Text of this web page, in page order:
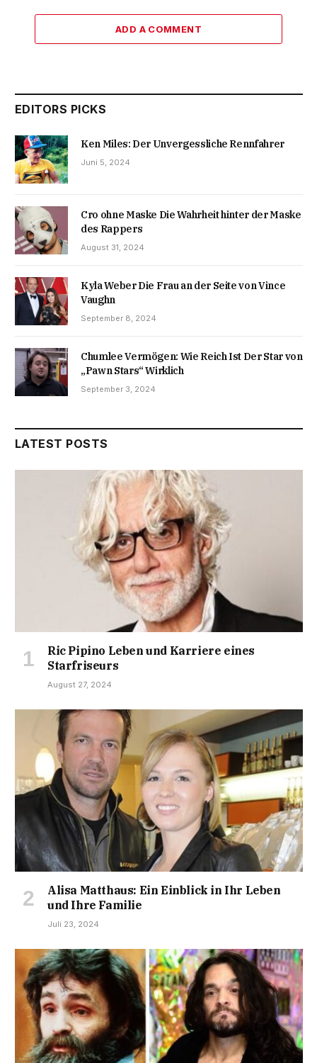
ADD A COMMENT
EDITORS PICKS
Ken Miles: Der Unvergessliche Rennfahrer
Juni 5, 2024
Cro ohne Maske Die Wahrheit hinter der Maske
des Rappers
August 31, 2024
Kyla Weber Die Frau an der Seite von Vince
Vaughn
September 8, 2024
Chumlee Vermögen: Wie Reich Ist Der Star von
„Pawn Stars“ Wirklich
September 3, 2024
LATEST POSTS
Ric Pipino Leben und Karriere eines
Starfriseurs
August 27, 2024
Alisa Matthaus: Ein Einblick in Ihr Leben
und Ihre Familie
Juli 23, 2024